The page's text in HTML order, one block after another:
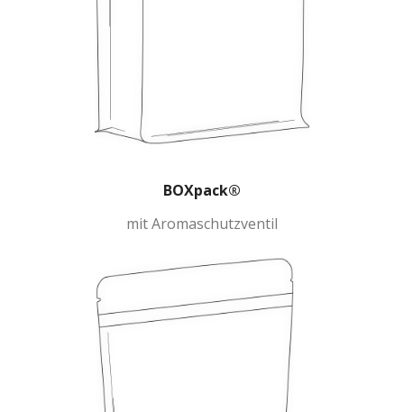
BOXpack®
mit Aromaschutzventil